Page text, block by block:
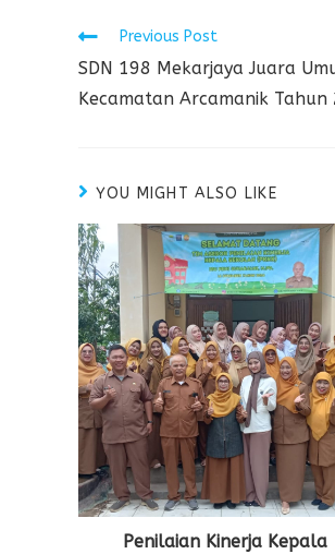
Previous Post
SDN 198 Mekarjaya Juara
Kecamatan Arcamanik Tahun
YOU MIGHT ALSO LIKE
Penilaian Kinerja Kepala